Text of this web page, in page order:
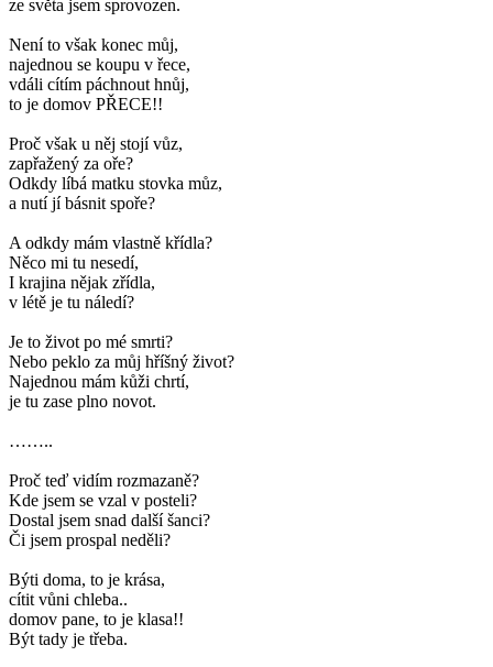
ze světa jsem sprovozen.
Není to však konec můj,
najednou se koupu v řece,
vdáli cítím páchnout hnůj,
to je domov PŘECE!!
Proč však u něj stojí vůz,
zapřažený za oře?
Odkdy líbá matku stovka můz,
a nutí jí básnit spoře?
A odkdy mám vlastně křídla?
Něco mi tu nesedí,
I krajina nějak zřídla,
v létě je tu náledí?
Je to život po mé smrti?
Nebo peklo za můj hříšný život?
Najednou mám kůži chrtí,
je tu zase plno novot.
……..
Proč teď vidím rozmazaně?
Kde jsem se vzal v posteli?
Dostal jsem snad další šanci?
Či jsem prospal neděli?
Býti doma, to je krása,
cítit vůni chleba..
domov pane, to je klasa!!
Být tady je třeba.